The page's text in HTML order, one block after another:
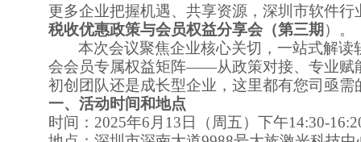
更多企业把握机遇、共享资源，深圳市软件
税收优惠政策与会员权益分享会（第三期 ） 。
本次会议聚焦企业核心关切，一站式解
会会员专属权益矩阵——从政策对接、 专业赋
初创团队还是成长型企业，这里都有您司 亟需
一、活动时间和地点
时间： 2025年6 月 13 日（周 五）下午14:30-16:2